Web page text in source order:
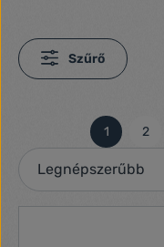
Szűrő
Oldal
1
Oldal
2